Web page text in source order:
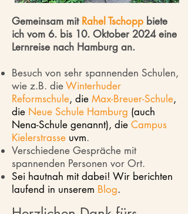
Gemeinsam mit Rahel Tschopp biete
ich vom 6. bis 10. Oktober 2024 eine
Lernreise nach Hamburg an.
Besuch von sehr spannenden Schulen,
wie z.B. dieWinterhuder
Reformschule, die Max-Breuer-Schule,
die Neue Schule Hamburg (auch
Nena-Schule genannt), die Campus
Kielerstrasse uvm.
Verschiedene Gespräche mit
spannenden Personen vor Ort.
Sei hautnah mit dabei! Wir berichten
laufend in unserem Blog.